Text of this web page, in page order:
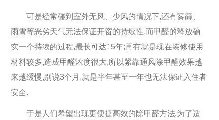
可是经常碰到室外无风、少风的情况下,还有雾霾、
雨雪等恶劣天气无法保证开窗的持续性,而甲醛的释放确
实一个持续的过程,最长可达15年;再有就是现在装修使用
材料较多,造成甲醛浓度很大,所以紧靠通风除甲醛效果越
来越缓慢,别说3个月,就是半年甚至一年也无法保证入住者
安全.
于是人们希望出现更便捷高效的除甲醛方法,为了适